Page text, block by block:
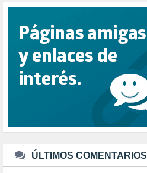
RACISMO (1)
RELIGIÓN (114)
REPUBLICA (1)
SALUD (108)
SENSIBILIZACIÓN (576)
SINDICATOS (12)
TTIP (6)
URBANISMO (1)
URBANIZACIÓN (1)
ÚLTIMOS COMENTARIOS